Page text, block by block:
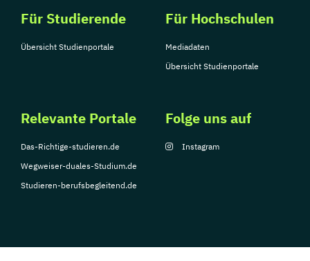
Für Studierende
Übersicht Studienportale
Für Hochschulen
Mediadaten
Übersicht Studienportale
Relevante Portale
Das-Richtige-studieren.de
Wegweiser-duales-Studium.de
Studieren-berufsbegleitend.de
Folge uns auf
Instagram